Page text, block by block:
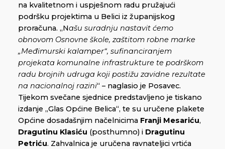
na kvalitetnom i uspješnom radu pružajući
podršku projektima u Belici iz županijskog
proračuna. „Našu suradnju nastavit ćemo
obnovom Osnovne škole, zaštitom robne marke
„Međimurski kalamper“, sufinanciranjem
projekata komunalne infrastrukture te podrškom
radu brojnih udruga koji postižu zavidne rezultate
na nacionalnoj razini“ – naglasio je Posavec.
Tijekom svečane sjednice predstavljeno je tiskano
izdanje „Glas Općine Belica“, te su uručene plakete
Općine dosadašnjim načelnicima Franji Mesariću,
Dragutinu Klasiću (posthumno) i Dragutinu
Petriću. Zahvalnica je uručena ravnateljici vrtića